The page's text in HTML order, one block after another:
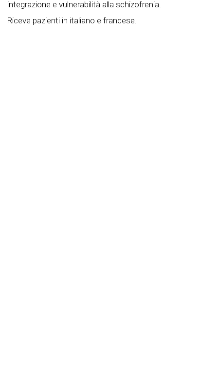
integrazione e vulnerabilità alla schizofrenia.
Riceve pazienti in italiano e francese.